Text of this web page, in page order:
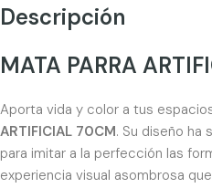
Descripción
MATA PARRA
Aporta vida y color a tus
ARTIFICIAL 70CM. Su diseño ha
para imitar a la perfección las
experiencia visual asombrosa